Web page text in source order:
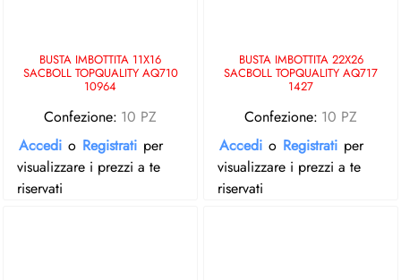
BUSTA IMBOTTITA 11X16
SACBOLL TOPQUALITY AQ710
10964
Confezione: 10 PZ
Accedi o Registrati per
visualizzare i prezzi a te
riservati
BUSTA IMBOTTITA 22X26
SACBOLL TOPQUALITY AQ717
1427
Confezione: 10 PZ
Accedi o Registrati per
visualizzare i prezzi a te
riservati